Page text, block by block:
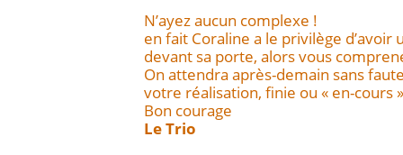
N’ayez aucun complexe !
en fait Coraline a le privilège d’avoir
devant sa porte, alors vous
On attendra après-demain sans
votre réalisation, finie ou « en-cours
Bon courage
Le Trio